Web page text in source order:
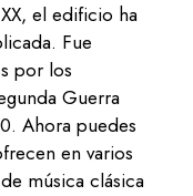
el edificio ha
Fue
por los
Guerra
Ahora puedes
en varios
música clásica